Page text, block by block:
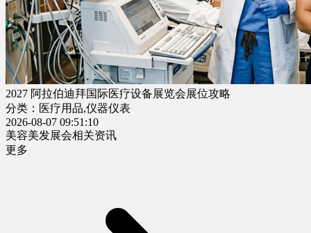
2027 阿拉伯迪拜国际医疗设备展览会展位攻略
分类：医疗用品,仪器仪表
2026-08-07 09:51:10
美容美发展会相关资讯
更多